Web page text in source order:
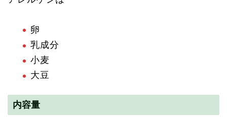
卵
乳成分
小麦
大豆
内容量